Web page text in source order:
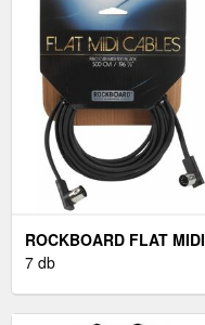
ROCKBOARD FLAT MIDI
CABLE - 5 M BLACK
7 db